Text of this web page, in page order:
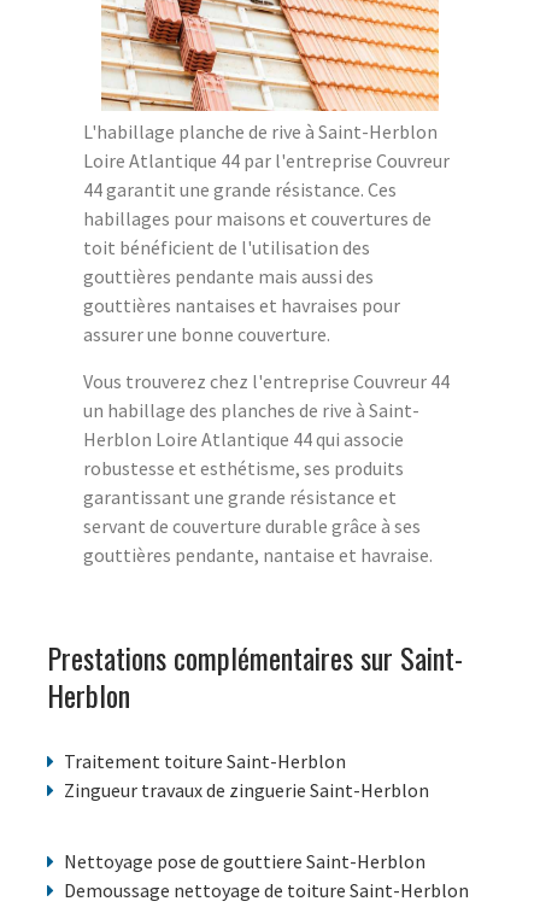
L'habillage planche de rive à Saint-Herblon
Loire Atlantique 44 par l'entreprise Couvreur
44 garantit une grande résistance. Ces
habillages pour maisons et couvertures de
toit bénéficient de l'utilisation des
gouttières pendante mais aussi des
gouttières nantaises et havraises pour
assurer une bonne couverture.
Vous trouverez chez l'entreprise Couvreur 44
un habillage des planches de rive à Saint-
Herblon Loire Atlantique 44 qui associe
robustesse et esthétisme, ses produits
garantissant une grande résistance et
servant de couverture durable grâce à ses
gouttières pendante, nantaise et havraise.
Prestations complémentaires sur Saint-
Herblon
Traitement toiture Saint-Herblon
Zingueur travaux de zinguerie Saint-Herblon
Nettoyage pose de gouttiere Saint-Herblon
Demoussage nettoyage de toiture Saint-Herblon